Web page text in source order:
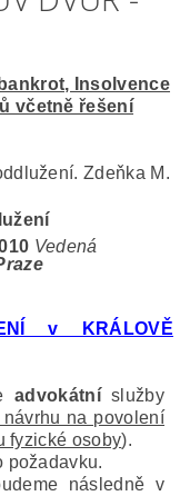
Insolvence
včetně řešení
Zdeňka M.
Vedená
v KRÁLOVĚ
advokátníslužby
na povolení
fyzické osoby).
požadavku.
následně v